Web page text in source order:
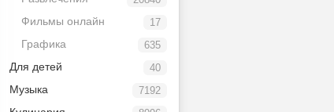
17
Фильмы онлайн
635
Графика
40
Для детей
7192
Музыка